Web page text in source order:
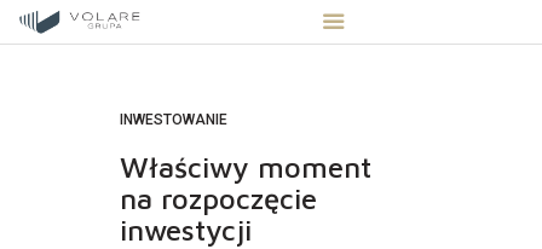
STRONA GŁÓWNA
STREFA INWESTORA
INWESTOWANIE
Właściwy moment
na rozpoczęcie
inwestycji